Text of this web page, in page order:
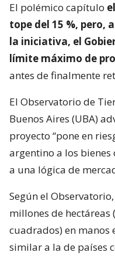
El polémico capítulo
tope del 15 %, pero,
la iniciativa, el
límite máximo de
antes de finalmente
El Observatorio de
Buenos Aires (UBA)
proyecto “pone en
argentino a los bienes
a una lógica de
Según el
millones de
cuadrados) en manos
similar a la de países